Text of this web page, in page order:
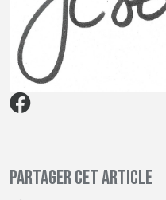
Partager cet article